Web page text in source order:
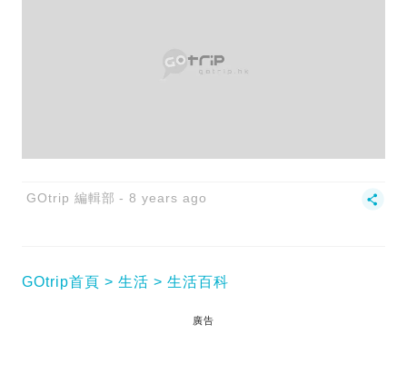
GOtrip 編輯部 8 years ago
GOtrip首頁 生活 生活百科
廣告